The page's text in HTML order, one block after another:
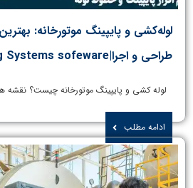
لوله‌کشی و پایپینگ موتورخانه:
طراحی و اجرا|Piping Systems sofeware
لوله کشی و پایپینگ موتورخانه چیست؟ نقشه
ادامه مطلب